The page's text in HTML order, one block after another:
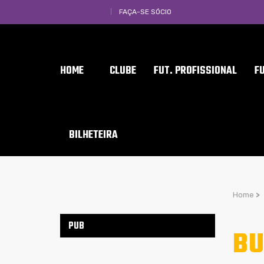
FAÇA-SE SÓCIO
HOME CLUBE FUT. PROFISSIONAL
BILHETEIRA
Home >
PUB